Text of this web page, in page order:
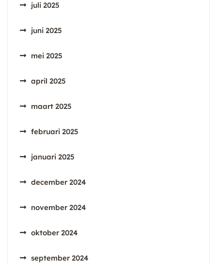
juli 2025
juni 2025
mei 2025
april 2025
maart 2025
februari 2025
januari 2025
december 2024
november 2024
oktober 2024
september 2024